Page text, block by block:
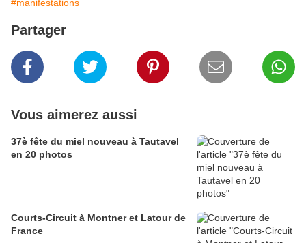
#manifestations
Partager
Vous aimerez aussi
37è fête du miel nouveau à Tautavel
en 20 photos
Courts-Circuit à Montner et Latour de
France